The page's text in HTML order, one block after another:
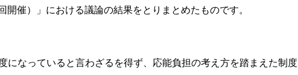
催）」における議論の結果をとりまとめたものです。
なっていると言わざるを得ず、応能負担の考え方を踏まえた制度